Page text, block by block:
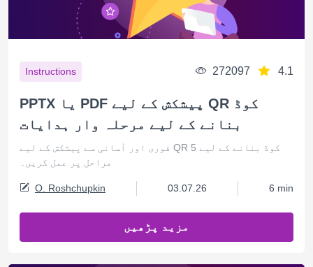
Instructions 272097 4.1
PPTX یا PDF پیشکش کے لیے QR کوڈ
بنانے کے لیے مرحلہ وار ہدایات
فوری اور آسانی سے پیشکش کے لیے QR کوڈ بنانے کے لیے 5
مراحل پر عمل کریں۔
O. Roshchupkin 03.07.26 6 min
مزید پڑھیں